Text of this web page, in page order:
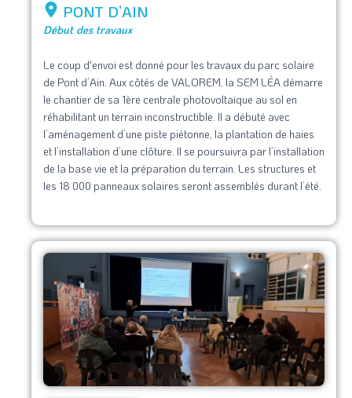
PONT D’AIN
Début des travaux
Le coup d'envoi est donné pour les travaux du parc solaire
de Pont d’Ain. Aux côtés de VALOREM, la SEM LÉA démarre
le chantier de sa 1ère centrale photovoltaïque au sol en
réhabilitant un terrain inconstructible. Il a débuté avec
l’aménagement d’une piste piétonne, la plantation de haies
et l’installation d’une clôture. Il se poursuivra par l’installation
de la base vie et la préparation du terrain. Les structures et
les 18 000 panneaux solaires seront assemblés durant l’été.